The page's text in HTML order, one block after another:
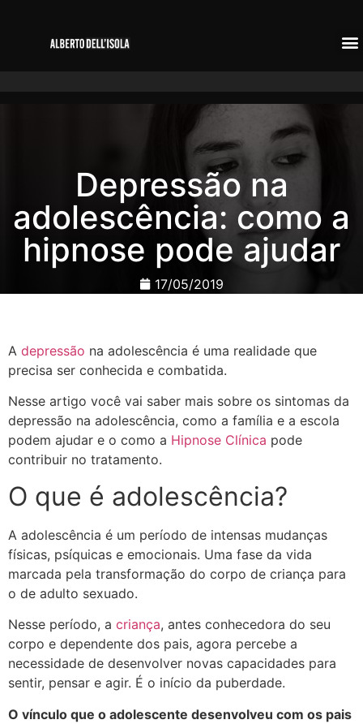
Depressão na
adolescência: como a
hipnose pode ajudar
17/05/2019
A depressão na adolescência é uma realidade que
precisa ser conhecida e combatida.
Nesse artigo você vai saber mais sobre os sintomas da
depressão na adolescência, como a família e a escola
podem ajudar e o como a Hipnose Clínica pode
contribuir no tratamento.
O que é adolescência?
A adolescência é um período de intensas mudanças
físicas, psíquicas e emocionais. Uma fase da vida
marcada pela transformação do corpo de criança para
o de adulto sexuado.
Nesse período, a criança, antes conhecedora do seu
corpo e dependente dos pais, agora percebe a
necessidade de desenvolver novas capacidades para
sentir, pensar e agir. É o início da puberdade.
O vínculo que o adolescente desenvolveu com os pais